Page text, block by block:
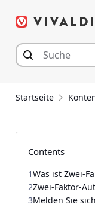
Inhalt
Startseite
Contents
1Was ist Zwei-
2Zwei-Faktor-
3Melden Sie